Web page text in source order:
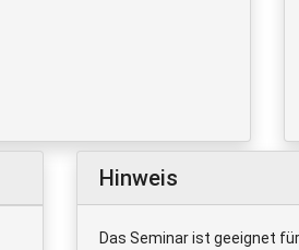
Hinweis
Das Seminar ist geeignet